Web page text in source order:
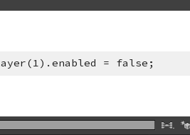
= false;